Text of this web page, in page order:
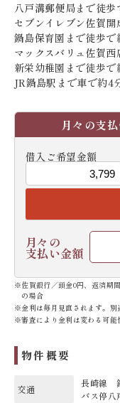
八戸溝郵便局まで徒歩
セブンイレブン佐賀開
鍋島保育園まで徒歩で
マックスバリュ佐賀西
新栄幼稚園まで徒歩で
JR鍋島駅まで車で約4
月々の支
借入ご希望金額
月々の
支払い金額
※佐賀銀行／頭金0円、返済期
の場合
※金利は毎月見直されます。別
※審査により金利は変わる可能
物件概要
交通
長崎線
バス停